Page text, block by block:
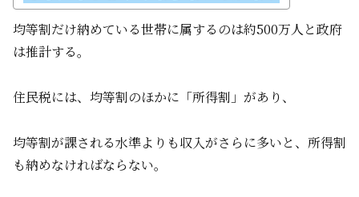
均等割だけ納めている世帯に属するのは約500万人と政府
は推計する。
住民税には、均等割のほかに「所得割」があり、
均等割が課される水準よりも収入がさらに多いと、所得割
も納めなければならない。